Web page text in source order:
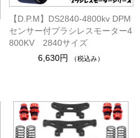
【D.P.M】DS2840-4800kv DPM
センサー付ブラシレスモーター4
800KV 2840サイズ
6,630円
（税込み）